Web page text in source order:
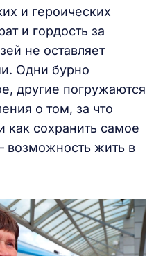
и героических
и гордость за
не оставляет
Одни бурно
другие погружаются
о том, за что
как сохранить самое
возможность жить в